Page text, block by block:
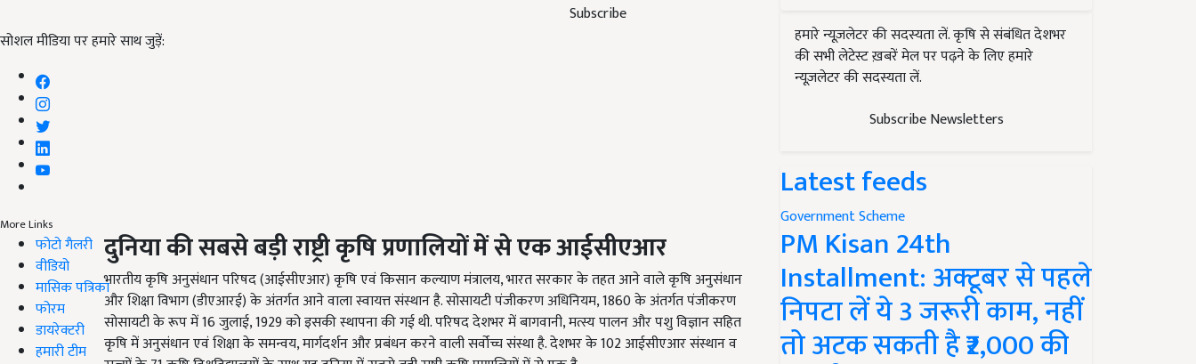
Subscribe
सोशल मीडिया पर हमारे साथ जुड़ें:
More Links
फोटो गैलरी
वीडियो
मासिक पत्रिका
फोरम
डायरेक्टरी
हमारी टीम
दुनिया की सबसे बड़ी राष्ट्री कृषि प्रणालियों में से एक आईसीएआर
भारतीय कृषि अनुसंधान परिषद (आईसीएआर) कृषि एवं किसान कल्याण मंत्रालय, भारत सरकार के तहत आने वाले कृषि अनुसंधान
और शिक्षा विभाग (डीएआरई) के अंतर्गत आने वाला स्वायत्त संस्थान है. सोसायटी पंजीकरण अधिनियम, 1860 के अंतर्गत पंजीकरण
सोसायटी के रूप में 16 जुलाई, 1929 को इसकी स्थापना की गई थी. परिषद देशभर में बागवानी, मत्स्य पालन और पशु विज्ञान सहित
कृषि में अनुसंधान एवं शिक्षा के समन्वय, मार्गदर्शन और प्रबंधन करने वाली सर्वोच्च संस्था है. देशभर के 102 आईसीएआर संस्थान व
हमारे न्यूज़लेटर की सदस्यता लें. कृषि से संबंधित देशभर
की सभी लेटेस्ट ख़बरें मेल पर पढ़ने के लिए हमारे
न्यूज़लेटर की सदस्यता लें.
Subscribe Newsletters
Latest feeds
Government Scheme
PM Kisan 24th
Installment: अक्टूबर से पहले
निपटा लें ये 3 जरूरी काम, नहीं
तो अटक सकती है ₹2,000 की